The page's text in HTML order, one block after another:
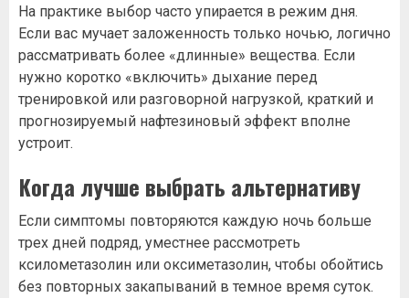
На практике выбор часто упирается в режим дня.
Если вас мучает заложенность только ночью, логично
рассматривать более «длинные» вещества. Если
нужно коротко «включить» дыхание перед
тренировкой или разговорной нагрузкой, краткий и
прогнозируемый нафтезиновый эффект вполне
устроит.
Когда лучше выбрать альтернативу
Если симптомы повторяются каждую ночь больше
трех дней подряд, уместнее рассмотреть
ксилометазолин или оксиметазолин, чтобы обойтись
без повторных закапываний в темное время суток.